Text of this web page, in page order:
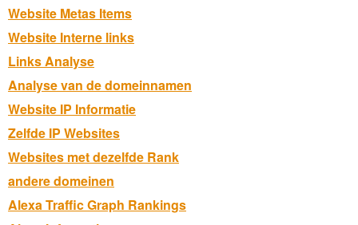
Website Metas Items
Website Interne links
Links Analyse
Analyse van de domeinnamen
Website IP Informatie
Zelfde IP Websites
Websites met dezelfde Rank
andere domeinen
Alexa Traffic Graph Rankings